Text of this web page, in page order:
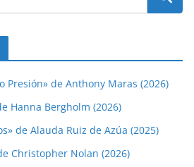
Presión» de Anthony Maras (2026)
Hanna Bergholm (2026)
de Alauda Ruiz de Azúa (2025)
Christopher Nolan (2026)